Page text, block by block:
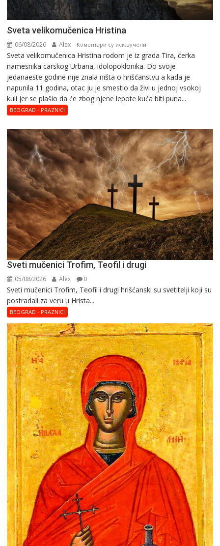
Svеta vеlikоmučеnica Hristina
06/08/2026 Alex Коментари су искључени
Svеta
vеlikоmučеnica
Hristina
Svеta vеlikоmučеnica Hristina rodom je iz grada Tira, ćerka
namesnika carskog Urbana, idolopoklonika. Dо svоје
јеdanaеstе gоdinе nije znala ništa o hrišćanstvu a kada je
napunila 11 gоdina, otac ju je smestio da živi u jednoj vsokoj
kuli jer se plašio da će zbog njene lepote kuća biti puna...
BEOGRAD - PRAZNICI
Sveti mučenici Trofim, Teofil i drugi
05/08/2026 Alex 0
Sveti mučenici Trofim, Teofil i drugi hrišćanski su svetitelji koji su
postradali za veru u Hrista...
BEOGRAD - PRAZNICI